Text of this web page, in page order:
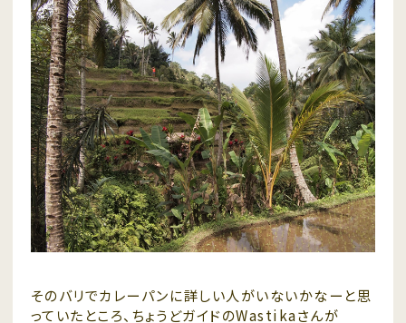
そのバリでカレーパンに詳しい人がいないかなーと思
っていたところ、ちょうどガイドのWastikaさんが